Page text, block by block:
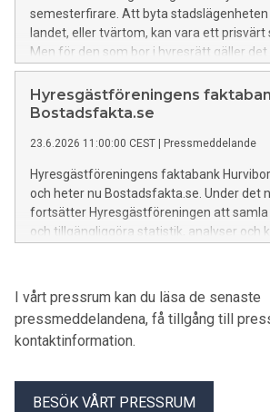
semesterfirare. Att byta
landet, eller tvärtom, kan vara ett prisvärt
Men för den som bor i hyresrätt gäller det
reglerna, annars kan semesterdrömmen
allvarliga konsekvenser.
Hyresgästföreningens
Bostadsfakta.se
23.6.2026 11:00:00 CEST Pressmeddelande
Hyresgästföreningens faktabank
och heter nu Bostadsfakta.se. Under det
fortsätter Hyresgästföreningen att samla
och tillgängliggöra statistik, analyser och
I vårt pressrum kan du läsa de senaste
pressmeddelandena, få tillgång till
kontaktinformation.
BESÖK VÅRT PRESSRUM